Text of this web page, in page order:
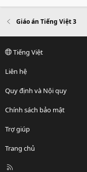
Giáo án Tiếng Việt 3
Tiếng Việt
Liên hệ
Quy định và Nội quy
Chính sách bảo mật
Trợ giúp
Trang chủ
R